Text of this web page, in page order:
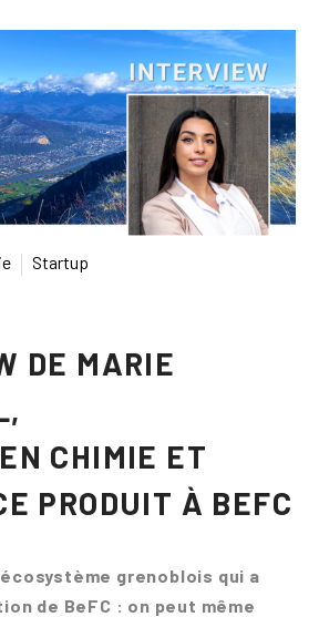
Startup
DE MARIE
CHIMIE ET
PRODUIT À BEFC
grenoblois qui a
de BeFC : on peut même